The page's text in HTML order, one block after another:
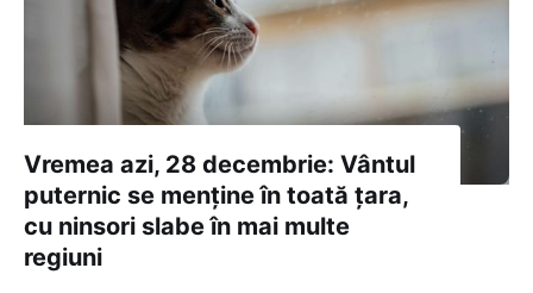
Vremea azi, 28 decembrie: Vântul
puternic se menține în toată țara,
cu ninsori slabe în mai multe
regiuni